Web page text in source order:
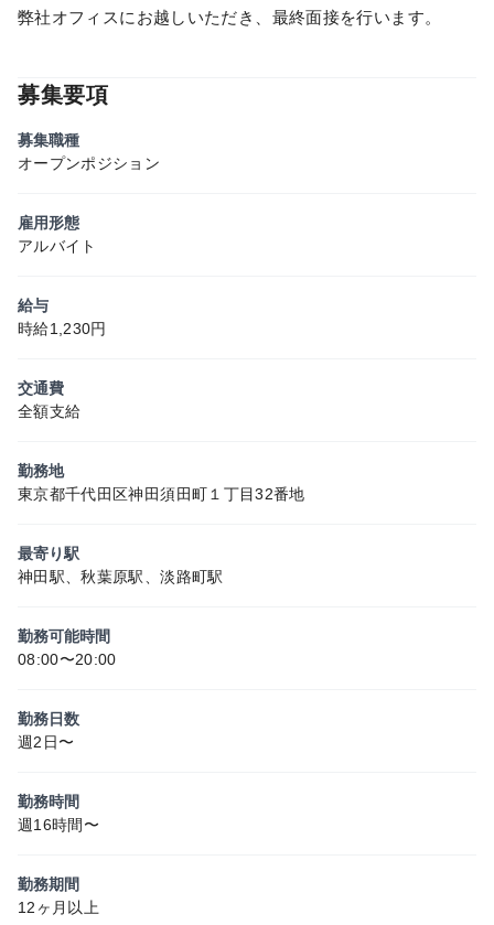
弊社オフィスにお越しいただき、最終面接を行います。
募集要項
募集職種
オープンポジション
雇用形態
アルバイト
給与
時給1,230円
交通費
全額支給
勤務地
東京都千代田区神田須田町１丁目32番地
最寄り駅
神田駅、秋葉原駅、淡路町駅
勤務可能時間
08:00〜20:00
勤務日数
週2日〜
勤務時間
週16時間〜
勤務期間
12ヶ月以上